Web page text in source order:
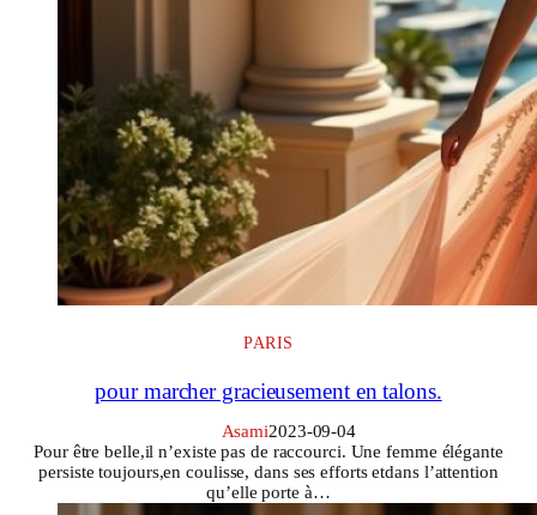
PARIS
pour marcher gracieusement en talons.
Asami2023-09-04
Pour être belle,il n’existe pas de raccourci. Une femme élégante
persiste toujours,en coulisse, dans ses efforts etdans l’attention
qu’elle porte à…